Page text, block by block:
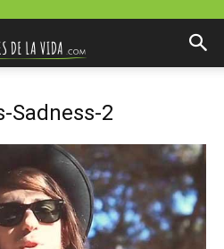
Sadness-2